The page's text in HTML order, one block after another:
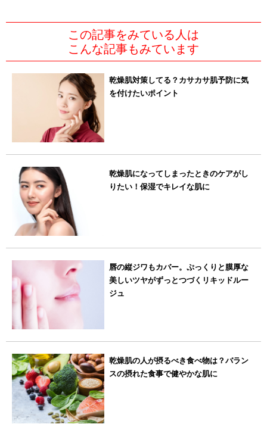
この記事をみている人は
こんな記事もみています
乾燥肌対策してる？カサカサ肌予防に気
を付けたいポイント
乾燥肌になってしまったときのケアがし
りたい！保湿でキレイな肌に
唇の縦ジワもカバー。ぷっくりと膜厚な
美しいツヤがずっとつづくリキッドルー
ジュ
乾燥肌の人が摂るべき食べ物は？バラン
スの摂れた食事で健やかな肌に